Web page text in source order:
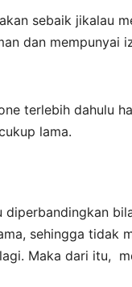
sebaik jikalau
dan mempunyai
terlebih dahulu
lama.
sehingga tidak
Maka dari itu,